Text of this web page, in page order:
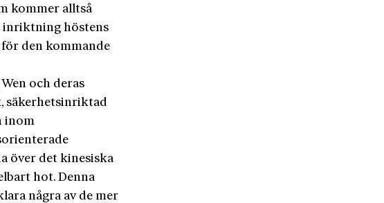
kommer alltså
inriktning höstens
den kommande
och deras
säkerhetsinriktad
inom
över det kinesiska
hot. Denna
några av de mer